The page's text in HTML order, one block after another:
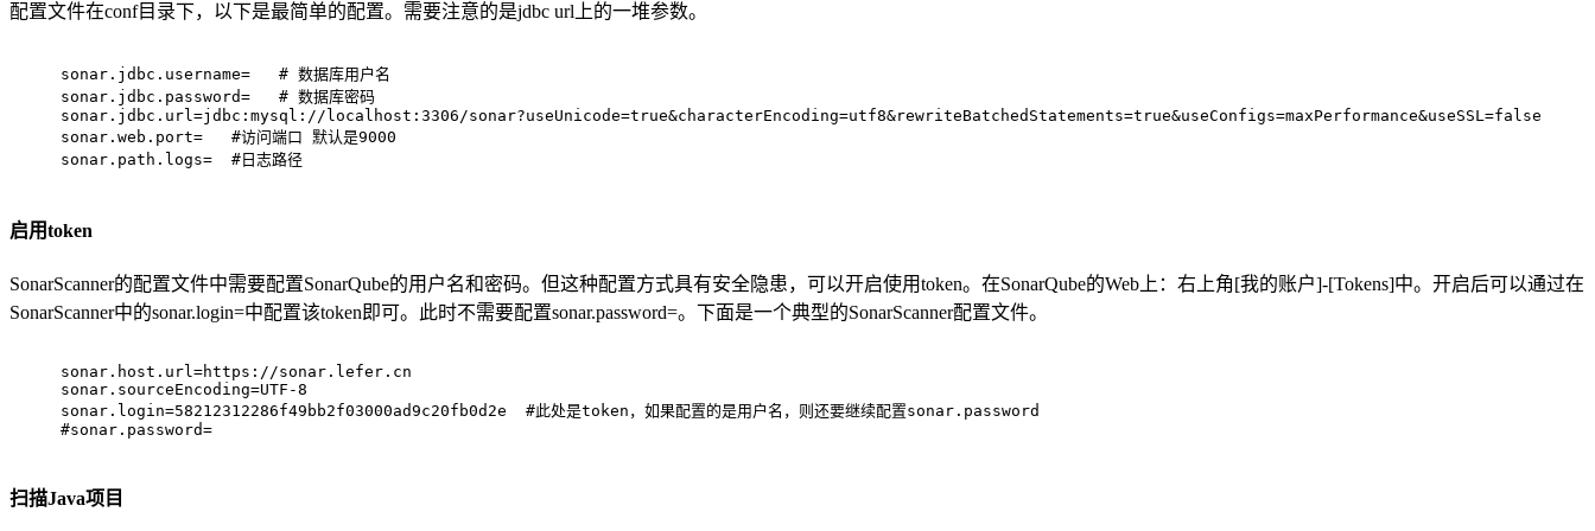
配置文件在conf目录下，以下是最简单的配置。需要注意的是jdbc url上的一堆参数。
sonar.jdbc.username= # 数据库用户名
sonar.jdbc.password= # 数据库密码
sonar.jdbc.url=jdbc:mysql://localhost:3306/sonar?useUnicode=true&characterEncoding=utf8&rewriteBatchedStatements=true&useConfigs=maxPerformance&useSSL=false
sonar.web.port= #访问端口 默认是9000
sonar.path.logs= #日志路径
启用token
SonarScanner的配置文件中需要配置SonarQube的用户名和密码。但这种配置方式具有安全隐患，可以开启使用token。在SonarQube的Web上：右上角[我的账户]-[Tokens]中。开启后可以通过在
SonarScanner中的sonar.login=中配置该token即可。此时不需要配置sonar.password=。下面是一个典型的SonarScanner配置文件。
sonar.host.url =https://sonar.lefer.cn
sonar.sourceEncoding=UTF-8
sonar.login=58212312286f49bb2f03000ad9c20fb0d2e  #此处是token，如果配置的是用户名，则还要继续配置sonar.password
#sonar.password=
扫描Java项目